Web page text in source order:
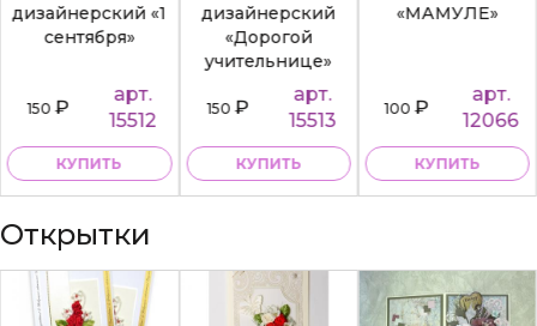
дизайнерский «1
сентября»
150₽
арт.
15512
КУПИТЬ
дизайнерский
«Дорогой
учительнице»
150₽
арт.
15513
КУПИТЬ
«МАМУЛЕ»
100₽
арт.
12066
КУПИТЬ
Открытки